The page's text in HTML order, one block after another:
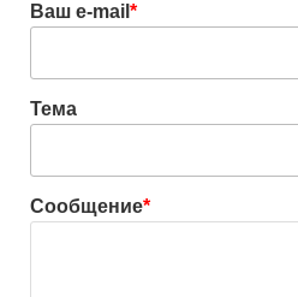
Ваш e-mail *
Тема
Сообщение*